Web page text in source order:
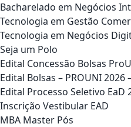
Bacharelado em Negócios
Tecnologia em Gestão
Tecnologia em Negócios
Seja um Polo
Edital Concessão Bolsas
Edital Bolsas – PROUNI 2026
Edital Processo Seletivo EaD
Inscrição Vestibular EAD
MBA Master Pós